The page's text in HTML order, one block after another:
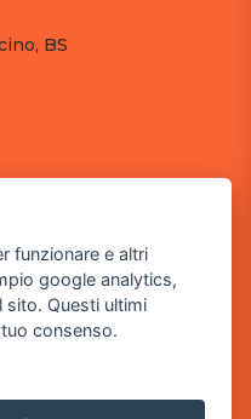
BS
funzionare e altri
google analytics,
sito. Questi ultimi
consenso.